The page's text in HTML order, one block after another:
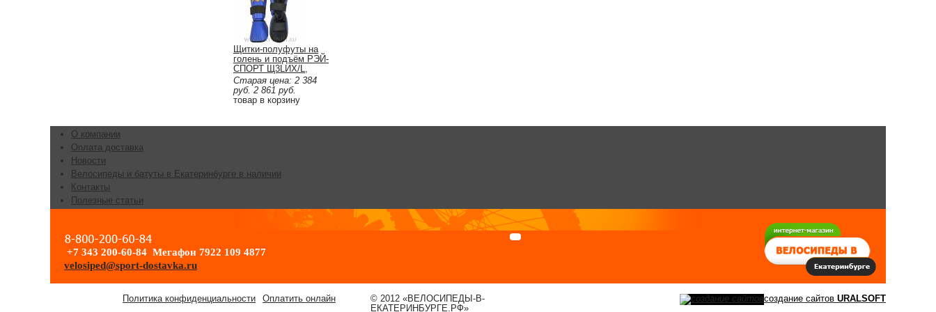
Щитки-полуфуты на
голень и подъём РЭЙ-
СПОРТ Щ3LИХ/L,
искожа
Старая цена: 2 384
руб. 2 861 руб.
товар в корзину
О компании
Оплата доставка
Новости
Велосипеды и батуты в Екатеринбурге в наличии
Контакты
Полезные статьи
+7 343 200-60-84 Мегафон 7922 109 4877
velosiped@sport-dostavka.ru
создание сайтов URALSOFT
Политика конфиденциальности Оплатить онлайн
© 2012 «ВЕЛОСИПЕДЫ-В-
ЕКАТЕРИНБУРГЕ.РФ»